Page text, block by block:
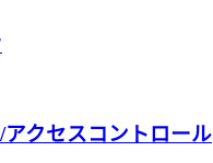
クセスコントロール